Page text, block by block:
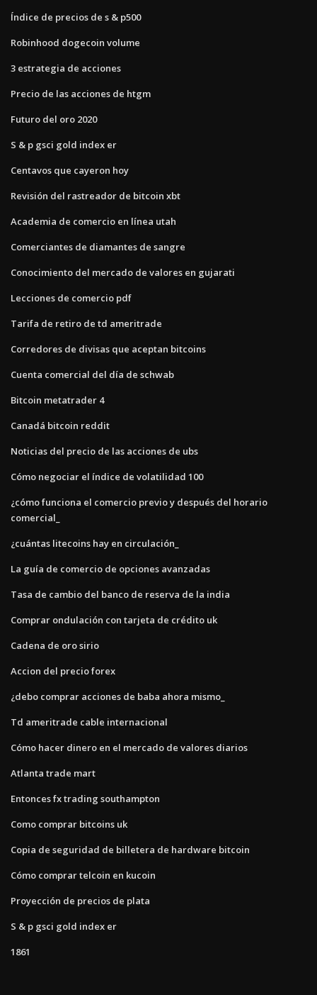
Índice de precios de s & p500
Robinhood dogecoin volume
3 estrategia de acciones
Precio de las acciones de htgm
Futuro del oro 2020
S & p gsci gold index er
Centavos que cayeron hoy
Revisión del rastreador de bitcoin xbt
Academia de comercio en línea utah
Comerciantes de diamantes de sangre
Conocimiento del mercado de valores en gujarati
Lecciones de comercio pdf
Tarifa de retiro de td ameritrade
Corredores de divisas que aceptan bitcoins
Cuenta comercial del día de schwab
Bitcoin metatrader 4
Canadá bitcoin reddit
Noticias del precio de las acciones de ubs
Cómo negociar el índice de volatilidad 100
¿cómo funciona el comercio previo y después del horario
comercial_
¿cuántas litecoins hay en circulación_
La guía de comercio de opciones avanzadas
Tasa de cambio del banco de reserva de la india
Comprar ondulación con tarjeta de crédito uk
Cadena de oro sirio
Accion del precio forex
¿debo comprar acciones de baba ahora mismo_
Td ameritrade cable internacional
Cómo hacer dinero en el mercado de valores diarios
Atlanta trade mart
Entonces fx trading southampton
Como comprar bitcoins uk
Copia de seguridad de billetera de hardware bitcoin
Cómo comprar telcoin en kucoin
Proyección de precios de plata
S & p gsci gold index er
1861